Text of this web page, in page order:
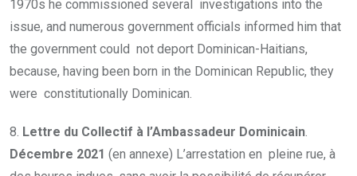
1970s he commissioned several investigations into the
issue, and numerous government officials informed him that
the government could not deport Dominican-Haitians,
because, having been born in the Dominican Republic, they
were constitutionally Dominican.
8. Lettre du Collectif à l’Ambassadeur Dominicain.
Décembre 2021 (en annexe) L’arrestation en pleine rue, à